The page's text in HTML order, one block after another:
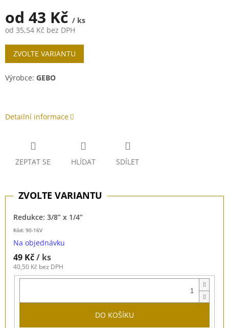
od 43 Kč / ks
od 35,54 Kč bez DPH
Měrná
cena:
ZVOLTE VARIANTU
Výrobce: GEBO
Detailní informace
ZEPTAT SE HLÍDAT SDÍLET
Kód: 90-16V
Redukce: 3/8” x 1/4”
Na objednávku
49 Kč/ ks
40,50 Kč bez DPH
DO KOŠÍKU